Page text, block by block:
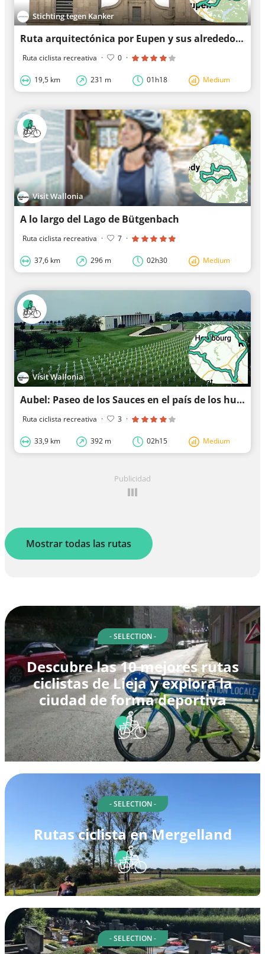
Stichting tegen Kanker
Ruta arquitectónica por Eupen y sus alrededores
Ruta ciclista recreativa · 0 ·
19,5 km 231 m 01h18 Medium
Visit Wallonia
A lo largo del Lago de Bütgenbach
Ruta ciclista recreativa · 7 ·
37,6 km 296 m 02h30 Medium
Visit Wallonia
Aubel: Paseo de los Sauces en el país de los huertos (circuito de 34 km)
Ruta ciclista recreativa · 3 ·
33,9 km 392 m 02h15 Medium
Publicidad
Mostrar todas las rutas
- SELECTION -
Descubre las 10 mejores rutas
ciclistas de Lieja y explora la
ciudad de forma deportiva
- SELECTION -
Rutas ciclista en Mergelland
- SELECTION -